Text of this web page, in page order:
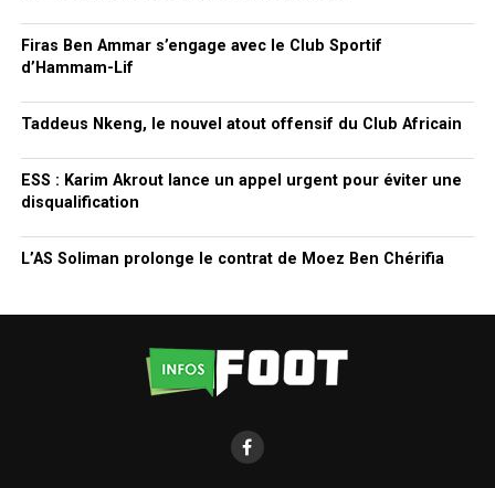
Firas Ben Ammar s’engage avec le Club Sportif
d’Hammam-Lif
Taddeus Nkeng, le nouvel atout offensif du Club Africain
ESS : Karim Akrout lance un appel urgent pour éviter une
disqualification
L’AS Soliman prolonge le contrat de Moez Ben Chérifia